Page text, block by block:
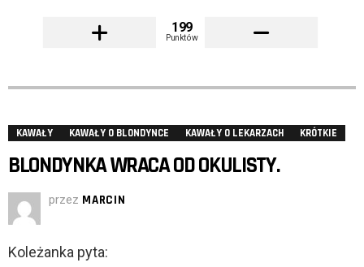
199
Punktów
KAWAŁY KAWAŁY O BLONDYNCE KAWAŁY O LEKARZACH KRÓTKIE
BLONDYNKA WRACA OD OKULISTY.
przez MARCIN
Koleżanka pyta: